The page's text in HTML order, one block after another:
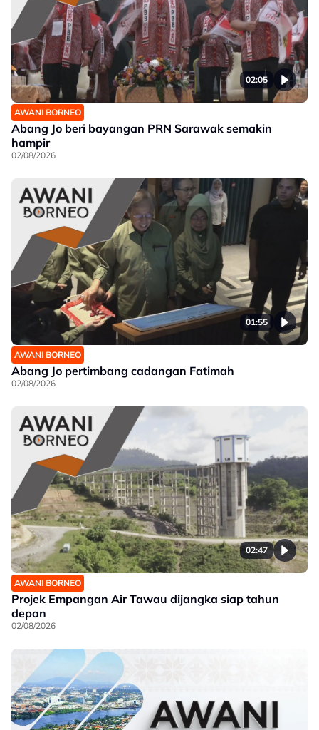
02:05
AWANI BORNEO
Abang Jo beri bayangan PRN Sarawak semakin
hampir
02/08/2026
01:55
AWANI BORNEO
Abang Jo pertimbang cadangan Fatimah
02/08/2026
02:47
AWANI BORNEO
Projek Empangan Air Tawau dijangka siap tahun
depan
02/08/2026